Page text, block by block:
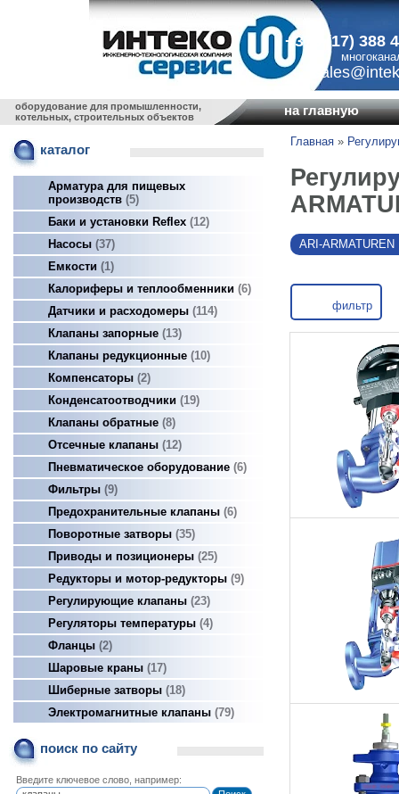
+375 (17) 388
оборудование для промышленности,
котельных, строительных объектов
на главную
каталог
Арматура для пищевых
производств 5
Баки и установки Reflex 12
Насосы 37
Емкости
1
Калориферы и теплообменники 6
Датчики и расходомеры 114
Клапаны запорные 13
Клапаны редукционные 10
Компенсаторы 2
Конденсатоотводчики
19
Клапаны обратные 8
Отсечные клапаны 12
Пневматическое оборудование 6
Фильтры 9
Предохранительные клапаны 6
Поворотные затворы 35
Приводы и позиционеры 25
Редукторы и мотор-редукторы 9
Регулирующие клапаны 23
Регуляторы температуры 4
Фланцы 2
Шаровые краны 17
Шиберные затворы 18
Электромагнитные клапаны 79
поиск по сайту
Введите ключевое слово, например:
Главная »
ARI-ARMATUREN
фильтр